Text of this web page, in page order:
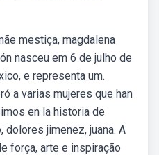
mestiça, magdalena
nasceu em 6 de julho de
e representa um.
a varias mujeres que han
en la historia de
dolores jimenez, juana. A
força, arte e inspiração